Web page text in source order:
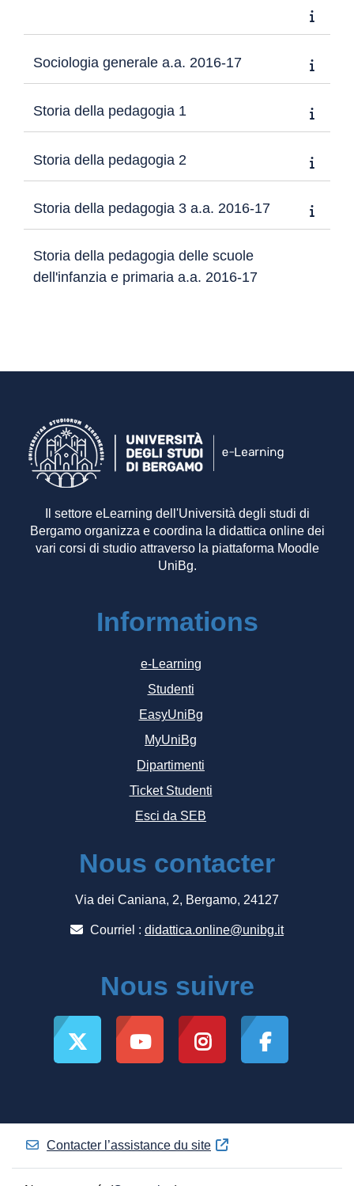
Sociologia generale a.a. 2016-17
Storia della pedagogia 1
Storia della pedagogia 2
Storia della pedagogia 3 a.a. 2016-17
Storia della pedagogia delle scuole
dell'infanzia e primaria a.a. 2016-17
Il settore eLearning dell'Università degli studi di
Bergamo organizza e coordina la didattica online dei
vari corsi di studio attraverso la piattaforma Moodle
UniBg.
Informations
e-Learning
Studenti
EasyUniBg
MyUniBg
Dipartimenti
Ticket Studenti
Esci da SEB
Nous contacter
Via dei Caniana, 2, Bergamo, 24127
Courriel : didattica.online@unibg.it
Nous suivre
Contacter l’assistance du site